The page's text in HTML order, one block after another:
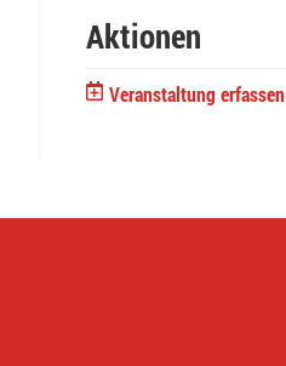
Aktionen
Veranstaltung erfassen